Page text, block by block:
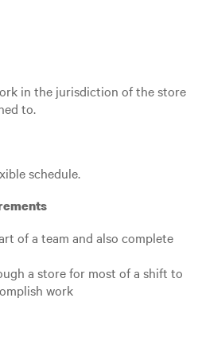
in the jurisdiction of the store
to.
schedule.
of a team and also complete
a store for most of a shift to
work